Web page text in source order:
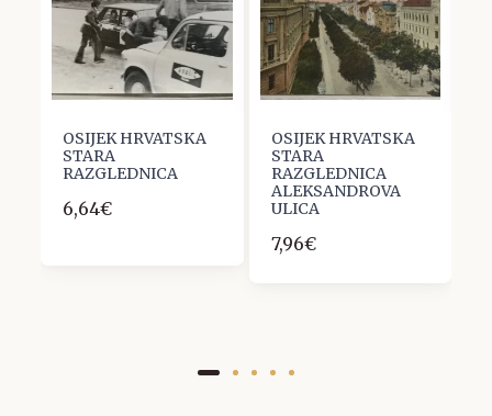
OSIJEK HRVATSKA
STARA
RAZGLEDNICA
6,64€
OSIJEK HRVATSKA
STARA
RAZGLEDNICA
ALEKSANDROVA
ULICA
7,96€